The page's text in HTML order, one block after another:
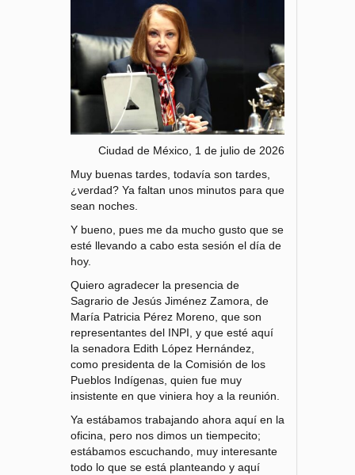
Ciudad de México, 1 de julio de 2026
Muy buenas tardes, todavía son tardes,
¿verdad? Ya faltan unos minutos para que
sean noches.
Y bueno, pues me da mucho gusto que se
esté llevando a cabo esta sesión el día de
hoy.
Quiero agradecer la presencia de
Sagrario de Jesús Jiménez Zamora, de
María Patricia Pérez Moreno, que son
representantes del INPI, y que esté aquí
la senadora Edith López Hernández,
como presidenta de la Comisión de los
Pueblos Indígenas, quien fue muy
insistente en que viniera hoy a la reunión.
Ya estábamos trabajando ahora aquí en la
oficina, pero nos dimos un tiempecito;
estábamos escuchando, muy interesante
todo lo que se está planteando y aquí